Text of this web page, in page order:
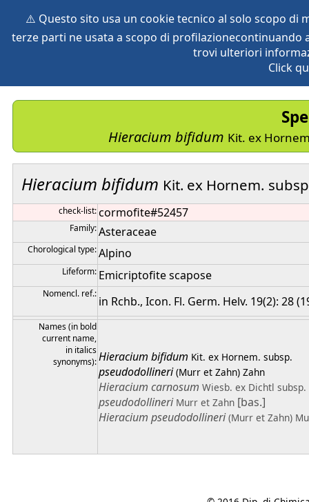
⚠️ Questo sito usa un cookie tecnico al solo scopo di
terze parti ne usata a scopo di
trovi ulteriori
Click
vegetation global db
Hieracium bifidum Kit. ex
Hieracium bifidum Kit. ex Hornem.
check-list:cormofite#52457
Family:Asteraceae
Chorological type:Alpino
Lifeform: Emicriptofite scapose
Nomencl. ref.:
in Rchb., Icon. Fl. Germ. Helv. 19(2): 28
Names (in bold
current name,
in italics
synonyms):Hieracium bifidum Kit. ex Hornem. subsp.
pseudodollineri (Murr et Zahn) Zahn
Hieracium carnosum Wiesb. ex Dichtl subsp.
pseudodollineri Murr et Zahn [bas.]
Hieracium pseudodollineri (Murr et Zahn)